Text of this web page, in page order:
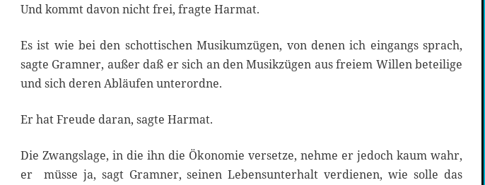
Und kommt davon nicht frei, fragte Harmat.
Es ist wie bei den schottischen Musikumzügen, von denen ich eingangs sprach,
sagte Gramner, außer daß er sich an den Musikzügen aus freiem Willen beteilige
und sich deren Abläufen unterordne.
Er hat Freude daran, sagte Harmat.
Die Zwangslage, in die ihn die Ökonomie versetze, nehme er jedoch kaum wahr,
er müsse ja, sagt Gramner, seinen Lebensunterhalt verdienen, wie solle das